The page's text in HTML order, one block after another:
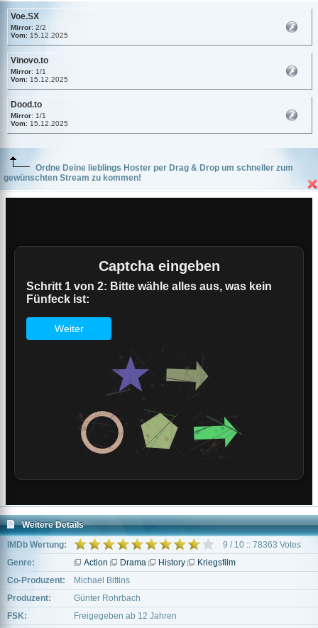
Voe.SX
Mirror: 2/2
Vom: 15.12.2025
Vinovo.to
Mirror: 1/1
Vom: 15.12.2025
Dood.to
Mirror: 1/1
Vom: 15.12.2025
Ordne Deine lieblings Hoster per Drag & Drop um schneller zum
gewünschten Stream zu kommen!
Weitere Details
IMDb Wertung:
9 / 10 :: 78363 Votes
Genre:
Action Drama History
Kriegsfilm
Co-Produzent:
Michael Bittins
Produzent:
Günter Rohrbach
FSK:
Freigegeben ab 12 Jahren